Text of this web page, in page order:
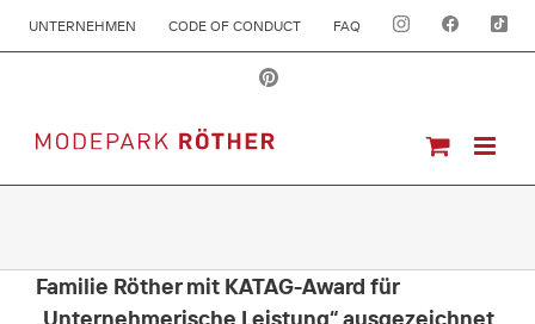
UNTERNEHMEN CODE OF CONDUCT FAQ
Familie Röther mit KATAG-Award für